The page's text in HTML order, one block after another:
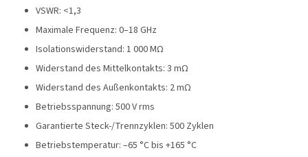
VSWR: <1,3
Maximale Frequenz: 0–18 GHz
Isolationswiderstand: 1 000 MΩ
Widerstand des Mittelkontakts: 3 mΩ
Widerstand des Außenkontakts: 2 mΩ
Betriebsspannung: 500 V rms
Garantierte Steck-/Trennzyklen: 500 Zyklen
Betriebstemperatur: –65 °C bis +165 °C